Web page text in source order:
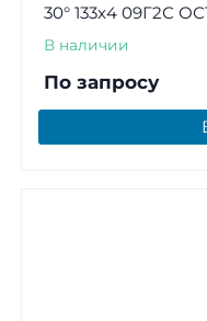
30° 133х4 09Г2С
В наличии
По запросу